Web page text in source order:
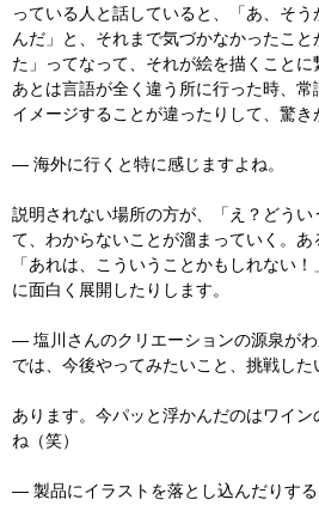
っている人と話していると、「あ、そ
んだ」と、それまで気づかなかったこ
た」ってなって、それが絵を描くことに
あとは言語が全く違う所に行った時、
イメージすることが違ったりして、驚き
― 海外に行くと特に感じますよね。
説明されない場所の方が、「え？どうい
て、わからないことが溜まっていく。あ
「あれは、こういうことかもしれない
に面白く展開したりします。
― 塩川さんのクリエーションの源泉がわ
では、今後やってみたいこと、挑戦した
あります。今パッと浮かんだのはワイ
ね（笑）
― 製品にイラストを落とし込んだりす